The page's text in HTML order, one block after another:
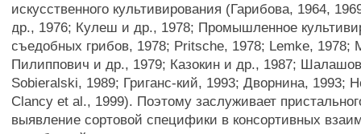
искусственного культивирования (Гарибова, 1964,
др., 1976; Кулеш и др., 1978; Промышленное
съедобных грибов, 1978; Pritsche, 1978; Lemke, 1978;
Пилиппович и др., 1979; Казокин и др., 1987;
Sobieralski, 1989; Григанс-кий, 1993; Дворнина, 1993;
Clancy et al., 1999). Поэтому заслуживает
выявление сортовой специфики в консортивных